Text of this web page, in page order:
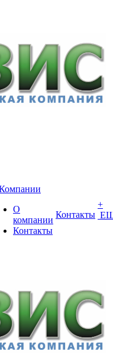
О
компании
Контакты
Контакты
+